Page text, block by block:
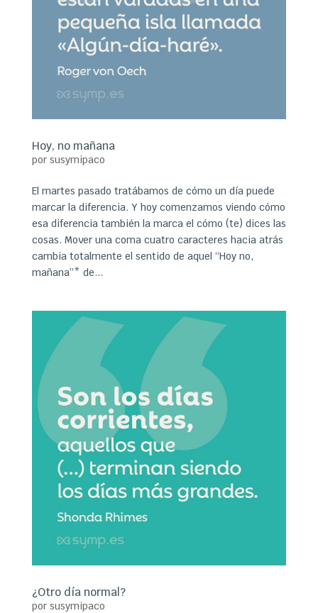
Hoy, no mañana
por susymipaco
El martes pasado tratábamos de cómo un día puede
marcar la diferencia. Y hoy comenzamos viendo cómo
esa diferencia también la marca el cómo (te) dices las
cosas. Mover una coma cuatro caracteres hacia atrás
cambia totalmente el sentido de aquel “Hoy no,
mañana”* de...
¿Otro día normal?
por susymipaco